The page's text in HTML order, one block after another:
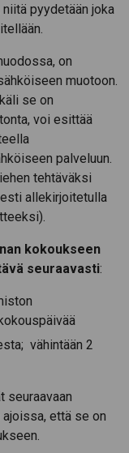
pyydetään joka
on
muotoon.
se on
voi esittää
palveluun.
tehtäväksi
allekirjoitetulla
kokoukseen
seuraavasti:
vähintään 2
seuraavaan
että se on